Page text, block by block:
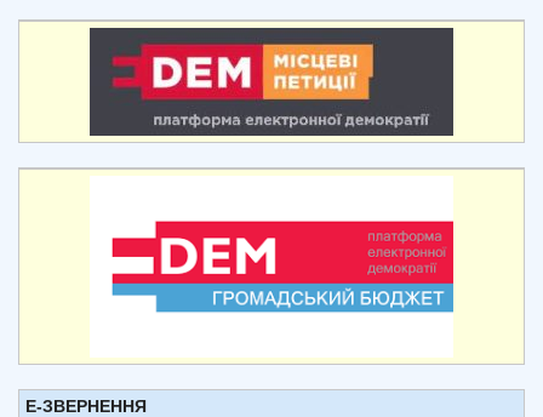
Е-ЗВЕРНЕННЯ